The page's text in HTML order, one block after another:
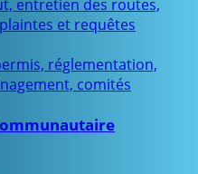
entretien des routes,
et requêtes
réglementation,
comités